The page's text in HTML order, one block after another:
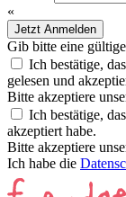
«
Jetzt Anmelden
Gib bitte eine
Ich bestätige,
gelesen und
Bitte akzeptiere
Ich bestätige,
akzeptiert habe.
Bitte akzeptiere
Ich habe die